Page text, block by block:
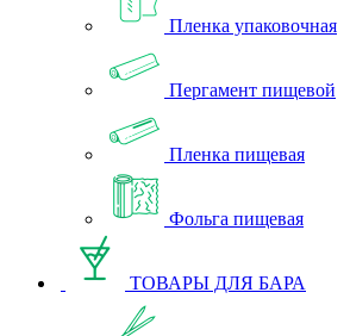
Пленка упаковочная
Пергамент пищевой
Пленка пищевая
Фольга пищевая
ТОВАРЫ ДЛЯ БАРА